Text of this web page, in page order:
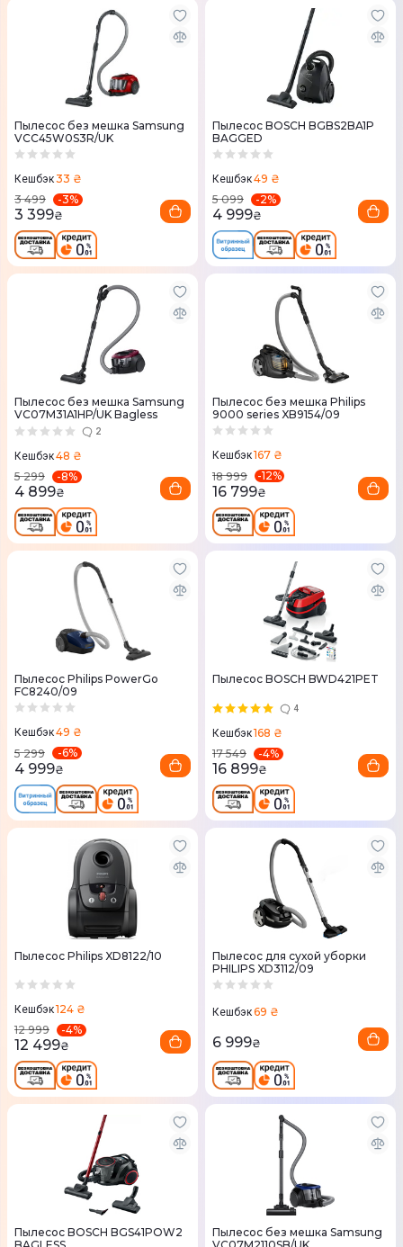
Пылесос без мешка Samsung
VCC45W0S3R/UK
Кешбэк33 ₴
3 499
-3%
3 399₴
Пылесос BOSCH BGBS2BA1P
BAGGED
Кешбэк49 ₴
5 099
-2%
4 999₴
Пылесос без мешка Samsung
VC07M31A1HP/UK Bagless
2
Кешбэк48 ₴
5 299
-8%
4 899₴
Пылесос без мешка Philips
9000 series XB9154/09
Кешбэк167 ₴
18 999
-12%
16 799₴
Пылесос Philips PowerGo
FC8240/09
Кешбэк49 ₴
5 299
-6%
4 999₴
Пылесос BOSCH BWD421PET
4
Кешбэк168 ₴
17 549
-4%
16 899₴
Пылесос Philips XD8122/10
Кешбэк124 ₴
12 999
-4%
12 499₴
Пылесос для сухой уборки
PHILIPS XD3112/09
Кешбэк69 ₴
6 999₴
Пылесос BOSCH BGS41POW2
Пылесос без мешка Samsung